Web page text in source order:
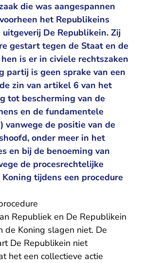
die was aangespannen
het Republikeins
De Republikein. Zij
gestart tegen de Staat en de
is er in civiele rechtszaken
partij is geen sprake van een
zin van artikel 6 van het
tot bescherming van de
en de fundamentele
vanwege de positie van de
onder meer in het
en bij de benoeming van
de procesrechtelijke
tijdens een procedure
Republiek en De Republikein
de Koning slagen niet. De
De Republikein niet
het een collectieve actie